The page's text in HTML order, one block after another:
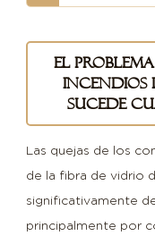
El
incendios
sucede
Las quejas de los
de la fibra de vidrio
significativamente
principalmente por